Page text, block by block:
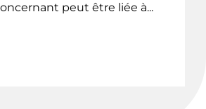
peut être liée à...